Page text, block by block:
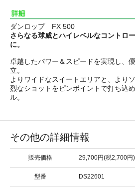
ダンロップ FX 500
さらなる球威とハイレベルなコントロ
に。
卓越したパワー＆スピードを実現し、
立。
よりワイドなスイートエリアと、より
烈なショットをピンポイントで打ち込
ル。
その他の詳細情報
販売価格 29,700円(税2,700円)
型番 DS22601